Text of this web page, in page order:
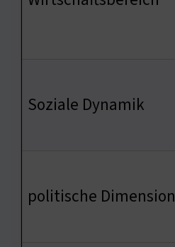
Soziale Dynamik
politische Dimension